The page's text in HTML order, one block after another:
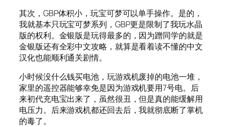
其次，GBP体积小，玩宝可梦可以单手操作。是的，
我就基本只玩宝可梦系列，GBP更是限制了我玩水晶
版的权利。金银版是玩得最多的，因为蹭同学的就是
金银版还有全彩中文攻略，就算是看着读不懂的中文
汉化也能顺利通关剧情。
小时候没什么钱买电池，玩游戏机废掉的电池一堆，
家里的遥控器能够幸免是因为游戏机要用7号电。后
来初代充电宝出来了，虽然很丑，但是真的能缓解用
电压力。后来游戏机都还回去后，我就彻底断了掌机
的毒了。